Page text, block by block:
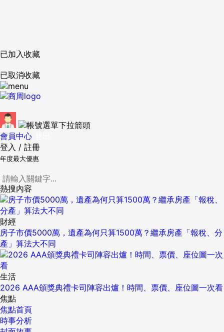
已加入收藏
已取消收藏
會員中心
登入 / 註冊
年度最大優惠
熱搜內容
財經
房子市價5000萬，遺產為何只算1500萬？繼承房產「報稅、分
產」算法大不同
生活
2026 AAA頒獎典禮卡司陣容出爐！時間、票價、座位圖一次看
焦點
焦點首頁
時事分析